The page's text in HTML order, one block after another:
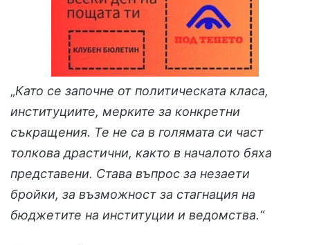
„Като се започне от политическата класа,
институциите, мерките за конкретни
съкращения. Те не са в голямата си част
толкова драстични, както в началото бяха
представени. Става въпрос за незаети
бройки, за възможност за стагнация на
бюджетите на институции и ведомства.“